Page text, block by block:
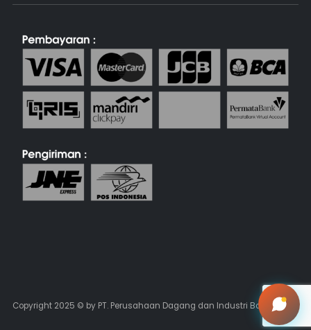
Copyright 2025 © by PT. Perusahaan Dagang dan Industri Batik Keris